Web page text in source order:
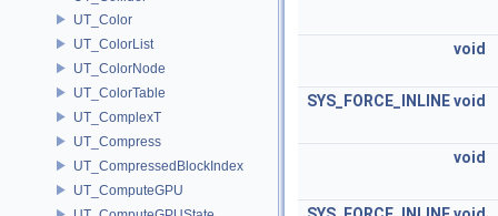
UT_Color
UT_ColorList
UT_ColorNode
UT_ColorTable
UT_ComplexT
UT_Compress
UT_CompressedBlockIndex
UT_ComputeGPU
void
SYS_FORCE_INLINEvoid
void